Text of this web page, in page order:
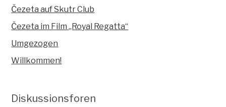
Čezeta auf Skutr Club
Čezeta im Film „Royal Regatta“
Umgezogen
Willkommen!
Diskussionsforen